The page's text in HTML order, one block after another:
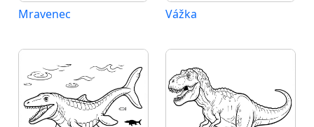
Mravenec Vážka